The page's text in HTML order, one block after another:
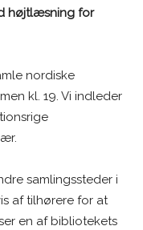
højtlæsning for
nordiske
kl. 19. Vi indleder
samlingssteder i
af tilhørere for at
en af bibliotekets